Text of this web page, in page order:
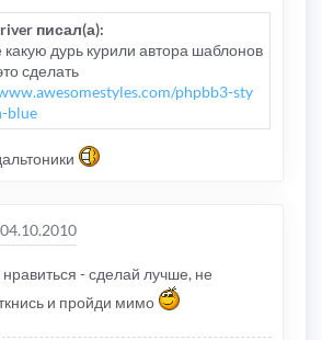
писал(а):
какую дурь курили автора шаблонов
сделать
phpbb3-sty
blue
Сообщение
04.10.2010
нравиться - сделай лучше, не
и пройди мимо